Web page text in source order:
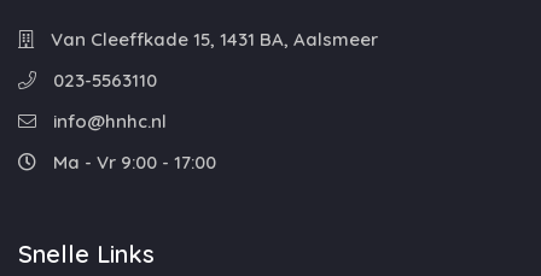
Van Cleeffkade 15, 1431 BA, Aalsmeer
023-5563110
info@hnhc.nl
Ma - Vr 9:00 - 17:00
Snelle Links